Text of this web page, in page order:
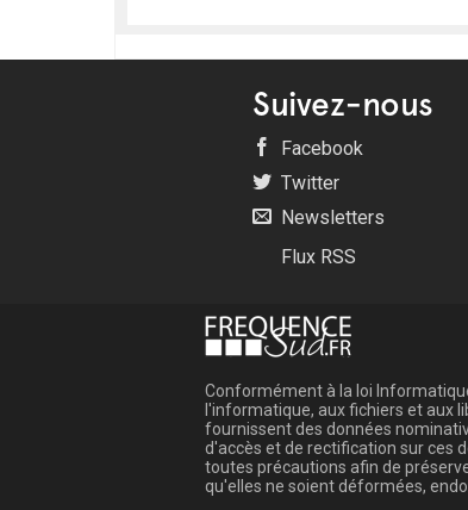
Suivez-nous
Facebook
Twitter
Newsletters
Flux RSS
Conformément à la loi
l'informatique, aux fichiers et aux
fournissent des données
d'accès et de rectification sur ces
toutes précautions afin de
qu'elles ne soient déformées,